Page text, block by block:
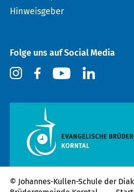
Hinweisgeber
Folge uns auf Social Media
© Johannes-Kullen-Schule der